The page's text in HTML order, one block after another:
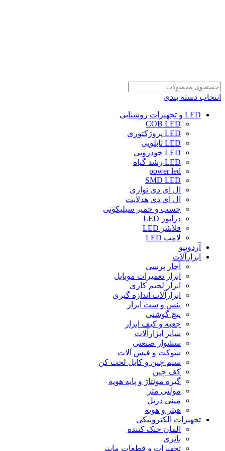
انتخاب دسته بندی
LED و تجهیزات روشنایی
COB LED
LED پروژکتوری
LED تابلویی
LED خودرویی
LED رشد گیاه
power led
SMD LED
ال ای دی نواری
ال ای دی هدلایت
چسب و خمیر سیلیکونی
درایور LED
فلاشر LED
لامپ LED
آردوینو
ابزارآلات
آچار پرسی
ابزار تعمیرات موبایل
ابزار لحیم کاری
ابزارآلات اندازه گیری
پنس و ست ابزار
پیچ گوشتی
جعبه و کیف ابزار
سایر ابزارآلات
سشوار صنعتی
سوکت و فیش آلات
سیم چین و کابل لخت کن
کف چین
گیره مونتاژ و پایه هویه
مولتی متر
مینی دریل
هیتر و هویه
تجهیزات الکترونیکی
المان خنک کننده
باتری
تجهیزات و قطعات ماینر